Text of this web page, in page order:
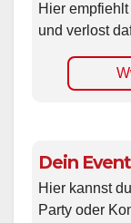
Hier
und verlost
Dein
Hier kannst
Party oder